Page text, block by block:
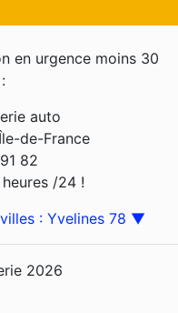
en urgence moins 30
auto
de-France
82
/24 !
: Yvelines 78 ▼
2026